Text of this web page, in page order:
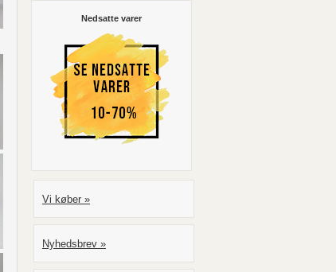
Nedsatte varer
Vi køber »
Nyhedsbrev »